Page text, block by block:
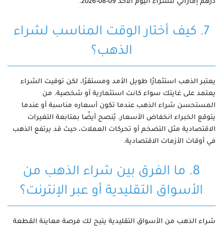
درهم إماراتي للشراء اليوم الأحد 09-08-2026.
7. كيف أختار الوقت المناسب لشراء
الذهب؟
يعتبر الذهب استثمارًا طويل الأمد ومستقرًا، لكن توقيت الشراء
يعتمد على غايتك سواء كانت استثمارية أو شخصية. من
المستحسن شراء الذهب عندما تكون أسعاره مناسبة أو عندما
يتوقع الخبراء انخفاض الأسعار. يُنصح أيضًا بمتابعة التغيرات
الاقتصادية مثل التضخم أو تحركات العملات، حيث قد يرتفع الذهب
في أوقات الأزمات الاقتصادية.
8. ما الفرق بين شراء الذهب من
الأسواق التقليدية أو عبر الإنترنت؟
شراء الذهب من الأسواق التقليدية يتيح لك فرصة معاينة القطعة